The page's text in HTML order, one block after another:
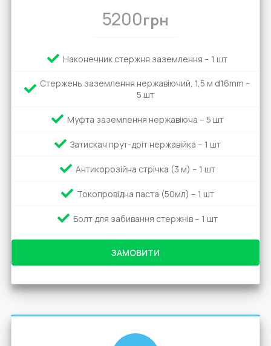
5200грн
Наконечник стержня заземлення – 1 шт
Стержень заземлення нержавіючий, 1,5 м d16mm –
5 шт
Муфта заземлення нержавіюча – 5 шт
Затискач прут-дріт нержавійка – 1 шт
Антикорозійна стрічка (3 м) – 1 шт
Токопровідна паста (50мл) – 1 шт
Болт для забивання стержнів – 1 шт
ЗАМОВИТИ